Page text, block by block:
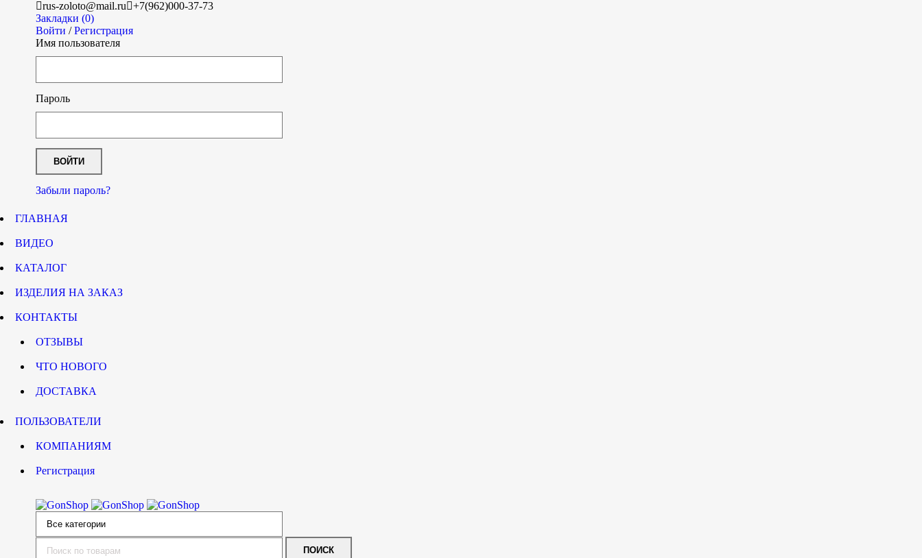
rus-zoloto@mail.ru
+7(962)000-37-73
Закладки (0)
Войти /Регистрация
Имя пользователя
Пароль
Забыли пароль?
ГЛАВНАЯ
ВИДЕО
КАТАЛОГ
ИЗДЕЛИЯ НА ЗАКАЗ
КОНТАКТЫ
ОТЗЫВЫ
ЧТО НОВОГО
ДОСТАВКА
ПОЛЬЗОВАТЕЛИ
КОМПАНИЯМ
Регистрация